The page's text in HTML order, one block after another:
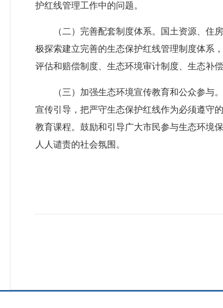
护红线管理工作中的问题。
（二）完善配套制度体系。国土资源、住房
极探索建立完善的生态保护红线管理制度体系
评估和赔偿制度、生态环境审计制度、生态补
（三）加强生态环境宣传教育和公众参与。
宣传引导，把严守生态保护红线作为必须遵守
教育课程。鼓励和引导广大市民参与生态环境
人人谴责的社会氛围。